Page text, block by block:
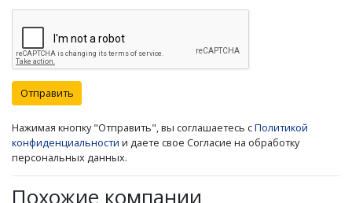
Отправить
Нажимая кнопку "Отправить", вы соглашаетесь сПолитикой
конфиденциальности и даете свое Согласие на обработку
персональных данных.
Похожие компании